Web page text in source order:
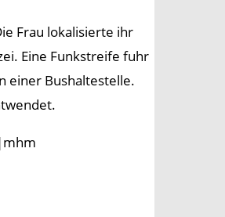
Frau lokalisierte ihr
Eine Funkstreife fuhr
einer Bushaltestelle.